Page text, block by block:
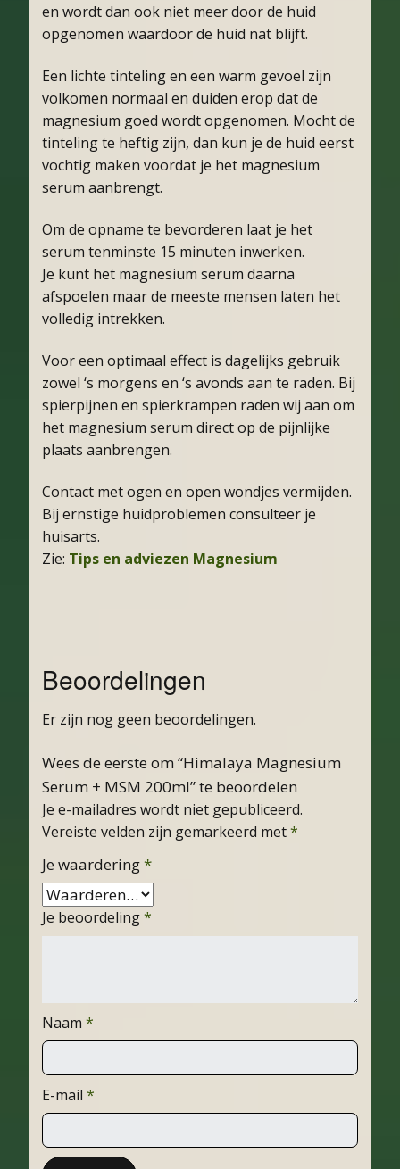
en wordt dan ook niet meer door de huid
opgenomen waardoor de huid nat blijft.
Een lichte tinteling en een warm gevoel zijn
volkomen normaal en duiden erop dat de
magnesium goed wordt opgenomen. Mocht de
tinteling te heftig zijn, dan kun je de huid eerst
vochtig maken voordat je het magnesium
serum aanbrengt.
Om de opname te bevorderen laat je het
serum tenminste 15 minuten inwerken.
Je kunt het magnesium serum daarna
afspoelen maar de meeste mensen laten het
volledig intrekken.
Voor een optimaal effect is dagelijks gebruik
zowel ‘s morgens en ‘s avonds aan te raden. Bij
spierpijnen en spierkrampen raden wij aan om
het magnesium serum direct op de pijnlijke
plaats aanbrengen.
Contact met ogen en open wondjes vermijden.
Bij ernstige huidproblemen consulteer je
huisarts.
Zie: Tips en adviezen Magnesium
Beoordelingen
Er zijn nog geen beoordelingen.
Wees de eerste om “Himalaya Magnesium
Serum + MSM 200ml” te beoordelen
Je e-mailadres wordt niet gepubliceerd.
Vereiste velden zijn gemarkeerd met*
Je waardering*
Je beoordeling*
Naam *
E-mail *